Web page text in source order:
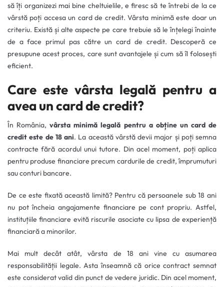
să îți organizezi mai bine cheltuielile, e firesc să te întrebi de la ce
vârstă poți accesa un card de credit. Vârsta minimă este doar un
criteriu. Există și alte aspecte pe care trebuie să le înțelegi înainte
de a face primul pas către un card de credit. Descoperă ce
presupune acest proces, care sunt avantajele și cum să îl folosești
eficient.
Care este vârsta legală pentru a
avea un card de credit?
În România,vârsta minimă legală pentru a obține un card de
credit este de 18 ani. La această vârstă devii major și poți semna
contracte fără acordul unui tutore. Din acel moment, poți aplica
pentru produse financiare precum cardurile de credit, împrumuturi
sau conturi bancare.
De ce este fixată această limită? Pentru că persoanele sub 18 ani
nu pot încheia angajamente financiare pe cont propriu. Astfel,
instituțiile financiare evită riscurile asociate cu lipsa de experiență
financiară a minorilor.
Mai mult decât atât, vârsta de 18 ani vine cu asumarea
responsabilității legale. Asta înseamnă că orice contract semnat
este considerat valid din punct de vedere juridic. Din acel moment,